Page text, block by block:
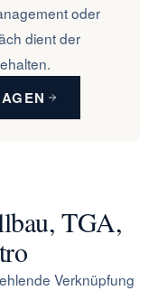
oder
dient der
TGA,
Verknüpfung